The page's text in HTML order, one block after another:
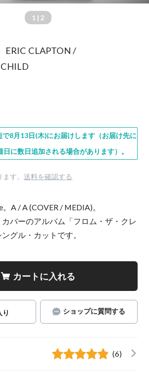
1 | 2
ERIC CLAPTON /
8月13日(木)にお届けします（お届け先に
日に数日追加される場合があります）。
す。 送料を確認する
A / A (COVER / MEDIA)。
カバーのアルバム「フロム・ザ・クレ
グル・カットです。
カートに入れる
り ショップに質問する
(6)